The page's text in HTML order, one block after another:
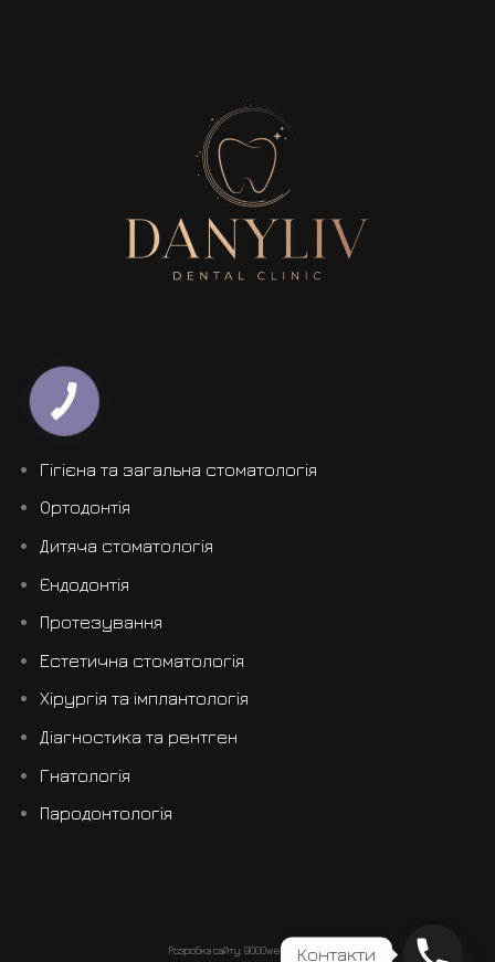
Гігієна та загальна стоматологія
Ортодонтія
Дитяча стоматологія
Єндодонтія
Протезування
Естетична стоматологія
Хірургія та імплантологія
Діагностика та рентген
Гнатологія
Пародонтологія
Розробка сайту:9000web.com.uaКонтакти